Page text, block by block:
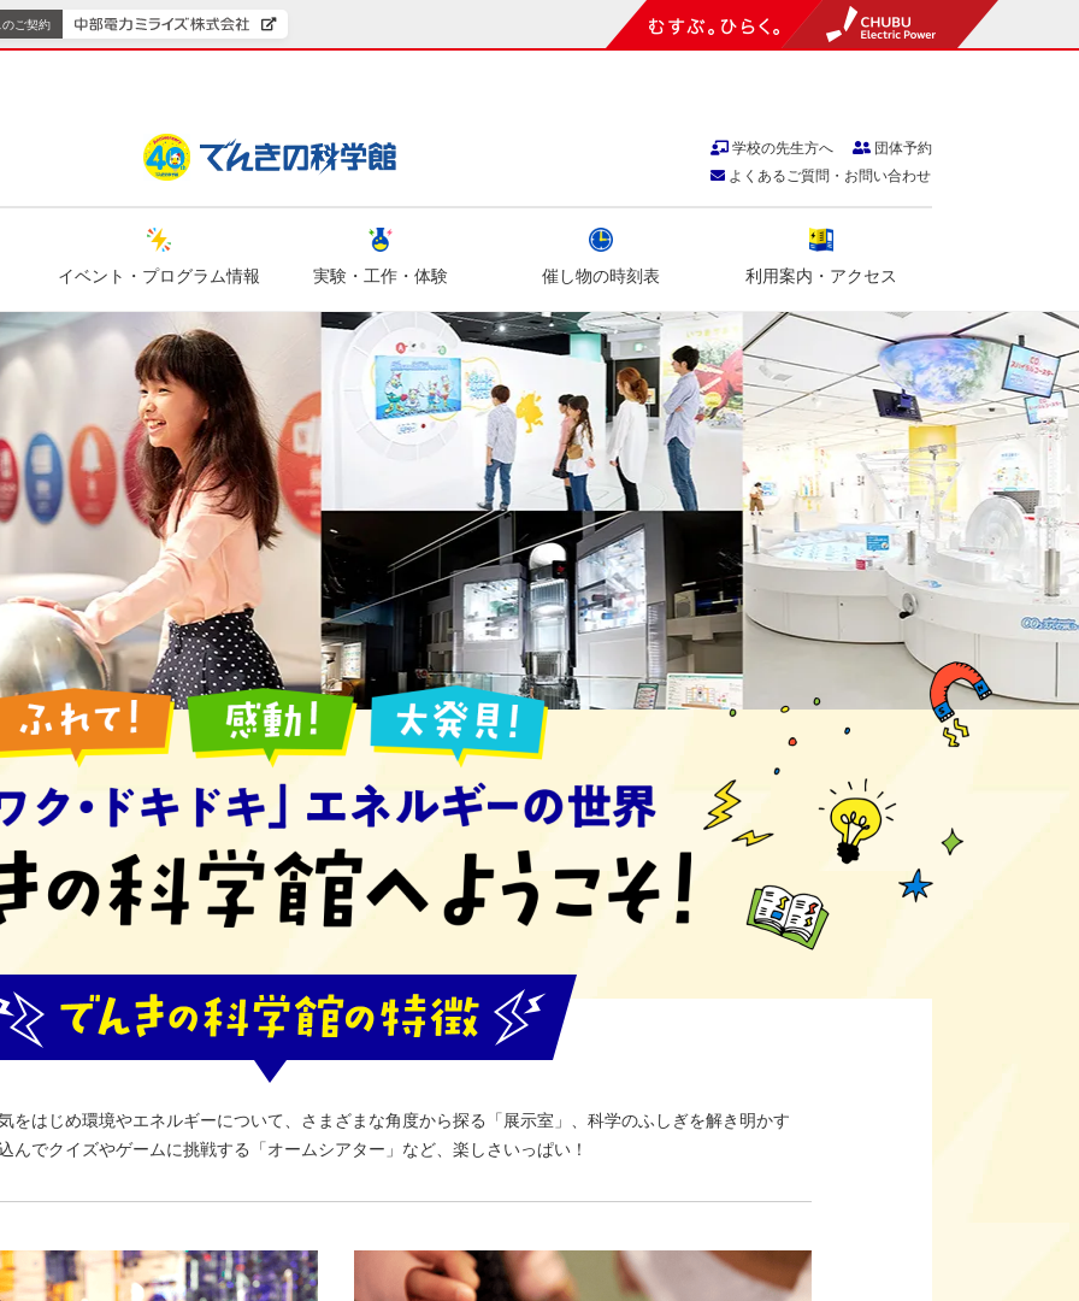
学校の先生方へ
団体予約
よくあるご質問・お問い合わせ
イベント・プログラム情報 実験・工作・体験 催し物の時刻表 利用案内・アクセス
ご契約
をはじめ環境やエネルギーについて、さまざまな角度から探る「展示室」、科学のふしぎを解き明かす
んでクイズやゲームに挑戦する「オームシアター」など、楽しさいっぱい！